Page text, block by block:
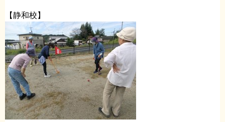
【静和校】​